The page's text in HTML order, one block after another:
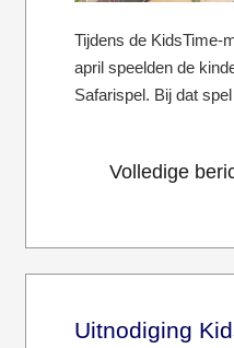
Tijdens de KidsTime-
april speelden de
Safarispel. Bij dat
Volledige
Uitnodiging